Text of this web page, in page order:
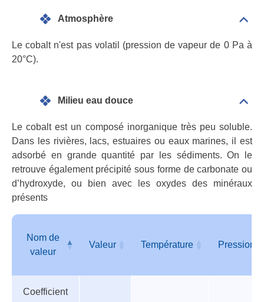
Atmosphère
Le cobalt n'est pas volatil (pression de vapeur de 0 Pa à
20°C).
Milieu eau douce
eau
Le cobalt est un composé inorganique très peu soluble.
Dans les rivières, lacs, estuaires ou eaux marines, il est
adsorbé en grande quantité par les sédiments. On le
retrouve également précipité sous forme de carbonate ou
d’hydroxyde, ou bien avec les oxydes des minéraux
présents
des
Nom de
valeur
Valeur Température Pression
valeur
Coefficient